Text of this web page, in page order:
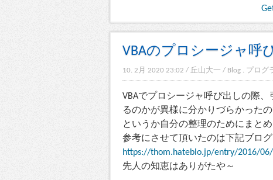
VBAのプロシージャ呼
10. 2月 2020 23:02 / 丘山大一 / Blog . プログ
VBAでプロシージャ呼び出しの際
るのかが異様に分かりづらかった
というか自分の整理のためにまとめ
参考にさせて頂いたのは下記ブログ
https://thom.hateblo.jp/entry/2016/
先人の知恵はありがたや～